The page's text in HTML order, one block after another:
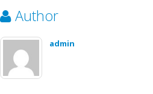
Author
admin